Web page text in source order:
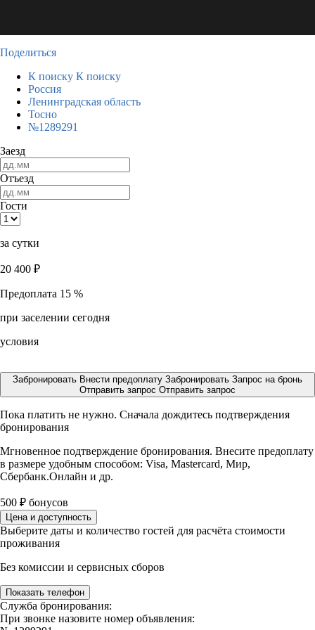
Поделиться
К поиску К поиску
Россия
Ленинградская область
Тосно
№1289291
Заезд
Отъезд
Гости
за сутки
20 400 ₽
Предоплата 15 %
при заселении сегодня
условия
Забронировать Внести предоплату Забронировать Запрос на бронь
Отправить запрос Отправить запрос
Пока платить не нужно. Сначала дождитесь подтверждения
бронирования
Мгновенное подтверждение бронирования. Внесите предоплату
в размере удобным способом: Visa, Mastercard, Мир,
Сбербанк.Онлайн и др.
500 ₽ бонусов
Цена и доступность
Выберите даты и количество гостей для расчёта стоимости
проживания
Без комиссии и сервисных сборов
Показать телефон
Служба бронирования:
При звонке назовите номер объявления: